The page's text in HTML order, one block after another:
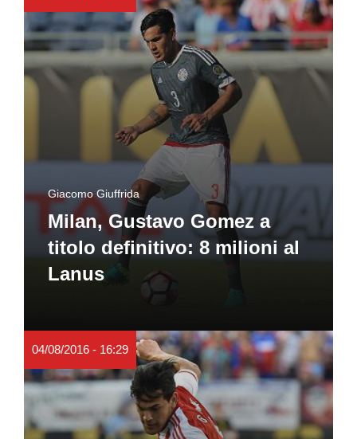
Giacomo Giuffrida
Milan, Gustavo Gomez a
titolo definitivo: 8 milioni al
Lanus
04/08/2016 - 16:29